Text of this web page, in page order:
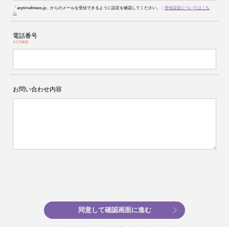
「anytimefitness.jp」からのメールを受信できるように設定を確認してください。： 受信設定についてはこち
ら
電話番号
※入力必須
お問い合わせ内容